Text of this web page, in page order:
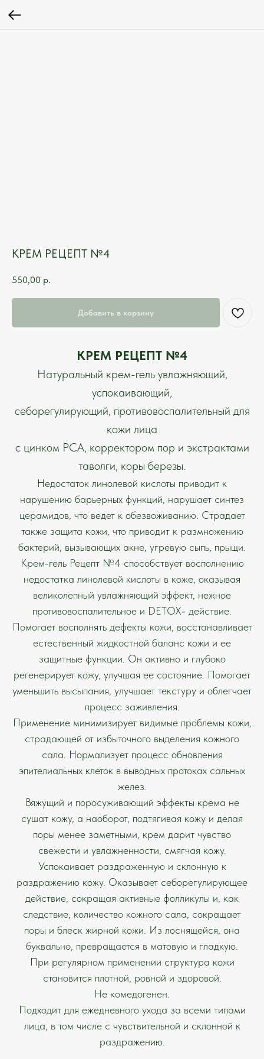
КРЕМ РЕЦЕПТ №4
550,00 р.
Добавить в корзину
КРЕМ РЕЦЕПТ №4
Натуральный крем-гель увлажняющий,
успокаивающий,
себорегулирующий, противовоспалительный для
кожи лица
с цинком РСА, корректором пор и экстрактами
таволги, коры березы.
Недостаток линолевой кислоты приводит к
нарушению барьерных функций, нарушает синтез
церамидов, что ведет к обезвоживанию. Страдает
также защита кожи, что приводит к размножению
бактерий, вызывающих акне, угревую сыпь, прыщи.
Крем-гель Рецепт №4 способствует восполнению
недостатка линолевой кислоты в коже, оказывая
великолепный увлажняющий эффект, нежное
противовоспалительное и DETOX- действие.
Помогает восполнять дефекты кожи, восстанавливает
естественный жидкостной баланс кожи и ее
защитные функции. Он активно и глубоко
регенерирует кожу, улучшая ее состояние. Помогает
уменьшить высыпания, улучшает текстуру и облегчает
процесс заживления.
Применение минимизирует видимые проблемы кожи,
страдающей от избыточного выделения кожного
сала. Нормализует процесс обновления
эпителиальных клеток в выводных протоках сальных
желез.
Вяжущий и поросуживающий эффекты крема не
сушат кожу, а наоборот, подтягивая кожу и делая
поры менее заметными, крем дарит чувство
свежести и увлажненности, смягчая кожу.
Успокаивает раздраженную и склонную к
раздражению кожу. Оказывает себорегулирующее
действие, сокращая активные фолликулы и, как
следствие, количество кожного сала, сокращает
поры и блеск жирной кожи. Из лоснящейся, она
буквально, превращается в матовую и гладкую.
При регулярном применении структура кожи
становится плотной, ровной и здоровой.
Не комедогенен.
Подходит для ежедневного ухода за всеми типами
лица, в том числе с чувствительной и склонной к
раздражению.